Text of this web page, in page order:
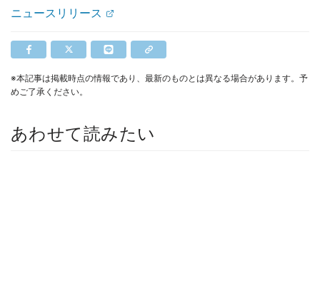
ニュースリリース
※本記事は掲載時点の情報であり、最新のものとは異なる場合があります。予
めご了承ください。
あわせて読みたい